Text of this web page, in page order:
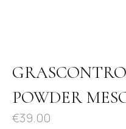
POWDER
€39.00